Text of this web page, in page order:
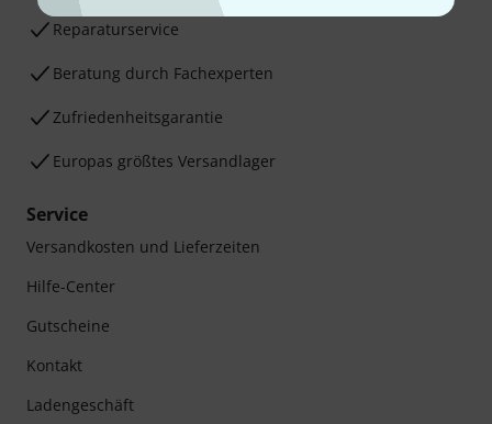
Reparaturservice
Beratung durch Fachexperten
Zufriedenheitsgarantie
Europas größtes Versandlager
Service
Versandkosten und Lieferzeiten
Hilfe-Center
Gutscheine
Kontakt
Ladengeschäft